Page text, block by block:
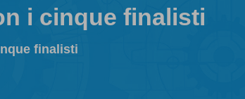
i cinque finalisti
finalisti